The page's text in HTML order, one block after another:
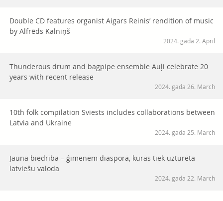
Double CD features organist Aigars Reinis’ rendition of music
by Alfrēds Kalniņš
2024. gada 2. April
Thunderous drum and bagpipe ensemble Auļi celebrate 20
years with recent release
2024. gada 26. March
10th folk compilation Sviests includes collaborations between
Latvia and Ukraine
2024. gada 25. March
Jauna biedrība – ģimenēm diasporā, kurās tiek uzturēta
latviešu valoda
2024. gada 22. March